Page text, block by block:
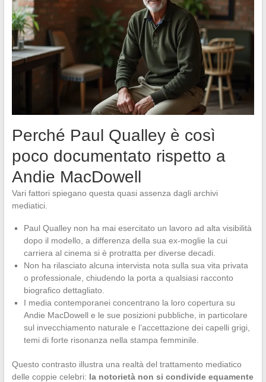
Perché Paul Qualley è così
poco documentato rispetto a
Andie MacDowell
Vari fattori spiegano questa quasi assenza dagli archivi
mediatici.
Paul Qualley non ha mai esercitato un lavoro ad alta visibilità
dopo il modello, a differenza della sua ex-moglie la cui
carriera al cinema si è protratta per diverse decadi.
Non ha rilasciato alcuna intervista nota sulla sua vita privata
o professionale, chiudendo la porta a qualsiasi racconto
biografico dettagliato.
I media contemporanei concentrano la loro copertura su
Andie MacDowell e le sue posizioni pubbliche, in particolare
sul invecchiamento naturale e l’accettazione dei capelli grigi,
temi di forte risonanza nella stampa femminile.
Questo contrasto illustra una realtà del trattamento mediatico
delle coppie celebri: la notorietà non si condivide equamente